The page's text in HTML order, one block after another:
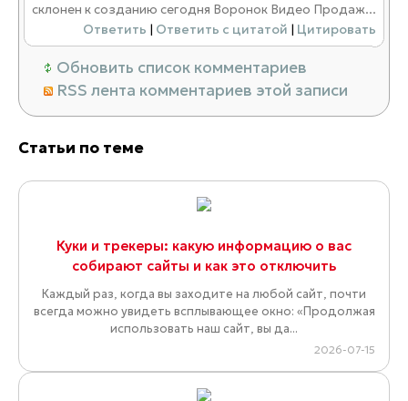
склонен к созданию сегодня Воронок Видео Продаж...
Ответить | Ответить с цитатой | Цитировать
Обновить список комментариев
RSS лента комментариев этой записи
Статьи по теме
Куки и трекеры: какую информацию о вас
собирают сайты и как это отключить
Каждый раз, когда вы заходите на любой сайт, почти
всегда можно увидеть всплывающее окно: «Продолжая
использовать наш сайт, вы да...
2026-07-15